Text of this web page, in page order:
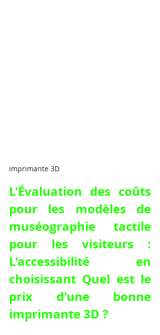
imprimante 3D
L'Évaluation des coûts
pour les modèles de
muséographie tactile
pour les visiteurs :
L'accessibilité en
choisissant Quel est le
prix d'une bonne
imprimante 3D ?